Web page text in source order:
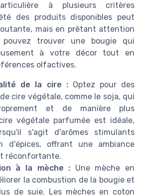
à plusieurs critères
des produits disponibles peut
mais en prêtant attention
trouver une bougie qui
à votre décor tout en
olfactives.
de la cire :Optez pour des
cire végétale, comme le soja, qui
et de manière plus
végétale parfumée est idéale,
s'agit d'arômes stimulants
d'épices, offrant une ambiance
réconfortante.
à la mèche : Une mèche en
la combustion de la bougie et
de suie. Les mèches en coton